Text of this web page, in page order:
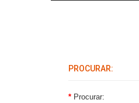
PROCURAR:
Procurar: